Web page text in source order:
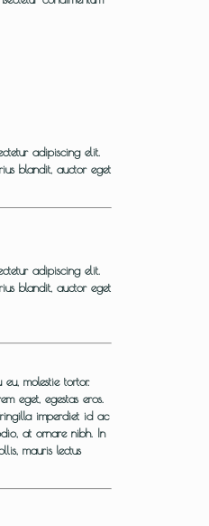
adipiscing elit.
blandit, auctor eget
adipiscing elit.
blandit, auctor eget
molestie tortor.
eget, egestas eros.
imperdiet id ac
at ornare nibh. In
mauris lectus